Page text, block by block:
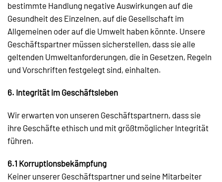
bestimmte Handlung negative Auswirkungen auf die
Gesundheit des Einzelnen, auf die Gesellschaft im
Allgemeinen oder auf die Umwelt haben könnte. Unsere
Geschäftspartner müssen sicherstellen, dass sie alle
geltenden Umweltanforderungen, die in Gesetzen, Regeln
und Vorschriften festgelegt sind, einhalten.
6. Integrität im Geschäftsleben
Wir erwarten von unseren Geschäftspartnern, dass sie
ihre Geschäfte ethisch und mit größtmöglicher Integrität
führen.
6.1 Korruptionsbekämpfung
Keiner unserer Geschäftspartner und seine Mitarbeiter